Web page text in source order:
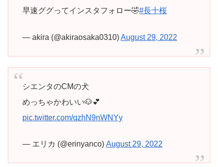
早速ググってインスタフォロー🤣#長十桜
— akira (@akiraosaka0310)August 29, 2022
シエンタのCMの犬
めっちゃかわいい🐶💕
pic.twitter.com/qzhN9nWNYy
— エリカ (@erinyanco) August 29, 2022